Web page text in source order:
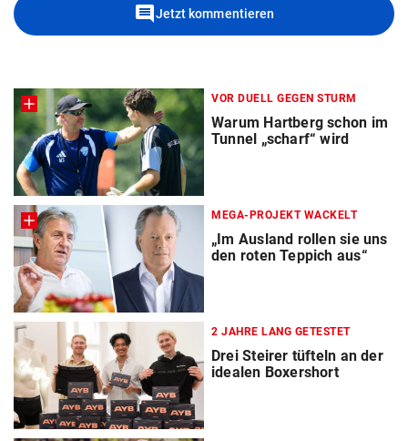
commentJetzt kommentieren
VOR DUELL GEGEN STURM
Warum Hartberg schon im
Tunnel „scharf“ wird
MEGA-PROJEKT WACKELT
„Im Ausland rollen sie uns
den roten Teppich aus“
2 JAHRE LANG GETESTET
Drei Steirer tüfteln an der
idealen Boxershort